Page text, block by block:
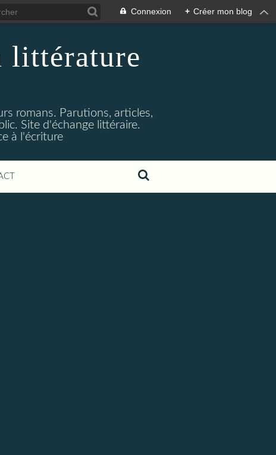
Connexion + Créer mon blog
littérature
romans. Parutions, articles,
Site d'échange littéraire.
à l'écriture